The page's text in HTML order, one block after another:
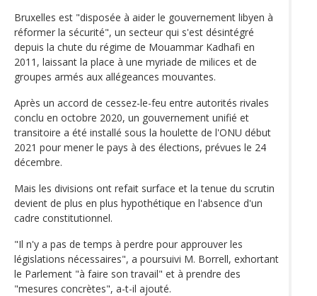
Bruxelles est "disposée à aider le gouvernement libyen à
réformer la sécurité", un secteur qui s'est désintégré
depuis la chute du régime de Mouammar Kadhafi en
2011, laissant la place à une myriade de milices et de
groupes armés aux allégeances mouvantes.
Après un accord de cessez-le-feu entre autorités rivales
conclu en octobre 2020, un gouvernement unifié et
transitoire a été installé sous la houlette de l'ONU début
2021 pour mener le pays à des élections, prévues le 24
décembre.
Mais les divisions ont refait surface et la tenue du scrutin
devient de plus en plus hypothétique en l'absence d'un
cadre constitutionnel.
"Il n'y a pas de temps à perdre pour approuver les
législations nécessaires", a poursuivi M. Borrell, exhortant
le Parlement "à faire son travail" et à prendre des
"mesures concrètes", a-t-il ajouté.